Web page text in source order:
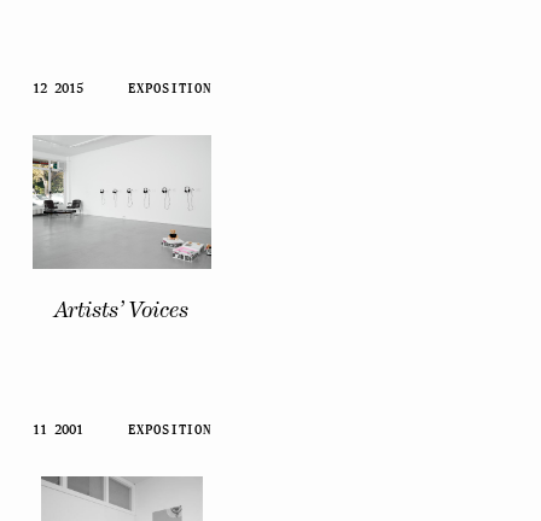
12 2015 EXPOSITION
Artists’ Voices
11 2001 EXPOSITION